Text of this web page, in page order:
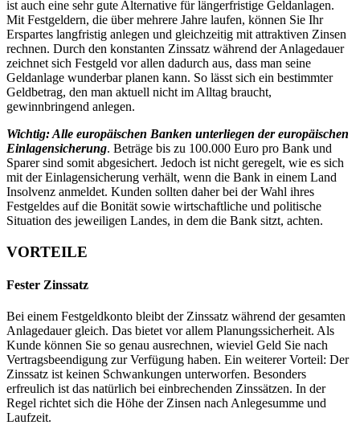
ist auch eine sehr gute Alternative für längerfristige Geldanlagen.
Mit Festgeldern, die über mehrere Jahre laufen, können Sie Ihr
Erspartes langfristig anlegen und gleichzeitig mit attraktiven Zinsen
rechnen. Durch den konstanten Zinssatz während der Anlagedauer
zeichnet sich Festgeld vor allen dadurch aus, dass man seine
Geldanlage wunderbar planen kann. So lässt sich ein bestimmter
Geldbetrag, den man aktuell nicht im Alltag braucht,
gewinnbringend anlegen.
Wichtig: Alle europäischen Banken unterliegen der europäischen
Einlagensicherung. Beträge bis zu 100.000 Euro pro Bank und
Sparer sind somit abgesichert. Jedoch ist nicht geregelt, wie es sich
mit der Einlagensicherung verhält, wenn die Bank in einem Land
Insolvenz anmeldet. Kunden sollten daher bei der Wahl ihres
Festgeldes auf die Bonität sowie wirtschaftliche und politische
Situation des jeweiligen Landes, in dem die Bank sitzt, achten.
VORTEILE
Fester Zinssatz
Bei einem Festgeldkonto bleibt der Zinssatz während der gesamten
Anlagedauer gleich. Das bietet vor allem Planungssicherheit. Als
Kunde können Sie so genau ausrechnen, wieviel Geld Sie nach
Vertragsbeendigung zur Verfügung haben. Ein weiterer Vorteil: Der
Zinssatz ist keinen Schwankungen unterworfen. Besonders
erfreulich ist das natürlich bei einbrechenden Zinssätzen. In der
Regel richtet sich die Höhe der Zinsen nach Anlegesumme und
Laufzeit.